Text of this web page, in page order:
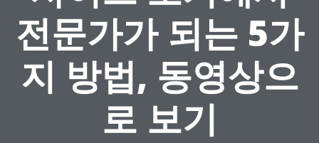
전문가가 되는 5가
지 방법, 동영상으
로 보기